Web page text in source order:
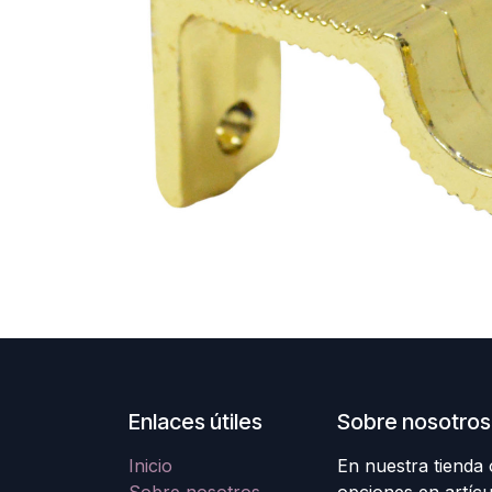
Enlaces útiles
Inicio
Sobre nosotros
En nuestra tienda